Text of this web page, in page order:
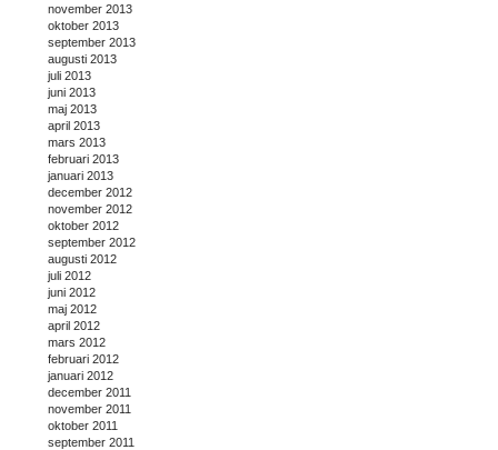
november 2013
oktober 2013
september 2013
augusti 2013
juli 2013
juni 2013
maj 2013
april 2013
mars 2013
februari 2013
januari 2013
december 2012
november 2012
oktober 2012
september 2012
augusti 2012
juli 2012
juni 2012
maj 2012
april 2012
mars 2012
februari 2012
januari 2012
december 2011
november 2011
oktober 2011
september 2011